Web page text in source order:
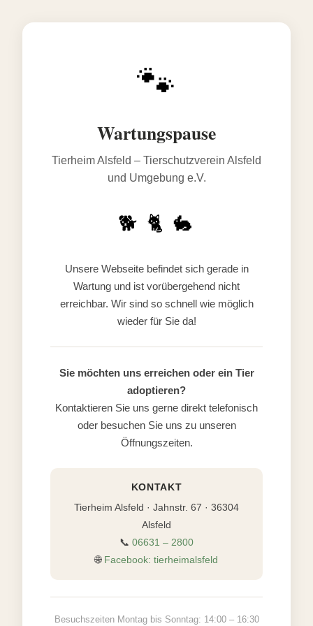
🐾
Wartungspause
Tierheim Alsfeld – Tierschutzverein Alsfeld
und Umgebung e.V.
🐕 🐈 🐇
Unsere Webseite befindet sich gerade in
Wartung und ist vorübergehend nicht
erreichbar. Wir sind so schnell wie möglich
wieder für Sie da!
Sie möchten uns erreichen oder ein Tier
adoptieren?
Kontaktieren Sie uns gerne direkt telefonisch
oder besuchen Sie uns zu unseren
Öffnungszeiten.
KONTAKT
Tierheim Alsfeld · Jahnstr. 67 · 36304
Alsfeld
📞 06631 – 2800
🌐 Facebook: tierheimalsfeld
Besuchszeiten Montag bis Sonntag: 14:00 – 16:30